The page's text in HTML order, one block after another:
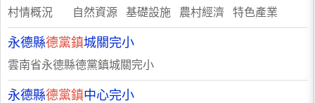
村情概況 自然資源 基礎設施 農村經濟 特色產業
永德縣德黨鎮城關完小
雲南省永德縣德黨鎮城關完小
永德縣德黨鎮中心完小